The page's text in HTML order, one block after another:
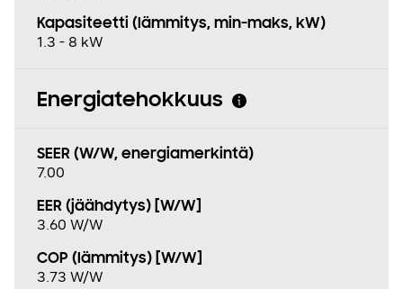
Kapasiteetti (lämmitys, min−maks, kW)
1.3 - 8 kW
Energiatehokkuus
SEER (W/W, energiamerkintä)
7.00
EER (jäähdytys) [W/W]
3.60 W/W
COP (lämmitys) [W/W]
3.73 W/W